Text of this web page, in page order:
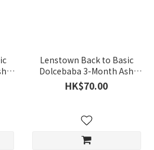
Lenstown Back to Basic
Dolcebaba 3-Month Ash
Beige｜季抛彩妆隐形眼镜｜每
瓶1片
HK$70.00